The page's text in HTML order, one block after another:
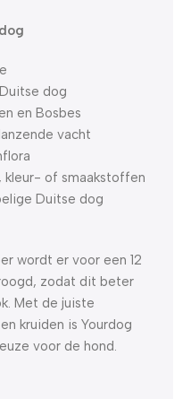
dog
en Bosbes
vacht
kleur- of smaakstoffen
Duitse dog
wordt er voor een 12
zodat dit beter
Met de juiste
kruiden is Yourdog
voor de hond.